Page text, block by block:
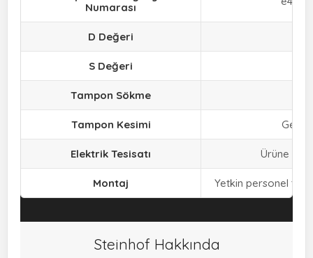
Numarası
D Değeri
S Değeri
Tampon Sökme
Tampon Kesimi
Elektrik Tesisatı Ürüne
Montaj Yetkin personel
Steinhof Hakkında